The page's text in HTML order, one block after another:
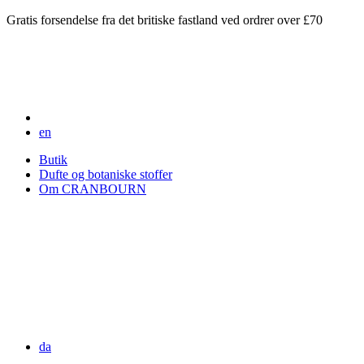
Gratis forsendelse fra det britiske fastland ved ordrer over £70
en
Butik
Dufte og botaniske stoffer
Om CRANBOURN
da